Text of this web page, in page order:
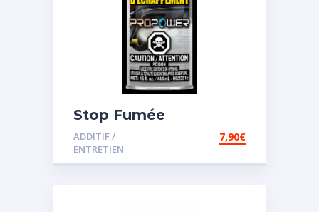
Stop Fumée
ADDITIF /
ENTRETIEN
7,90€